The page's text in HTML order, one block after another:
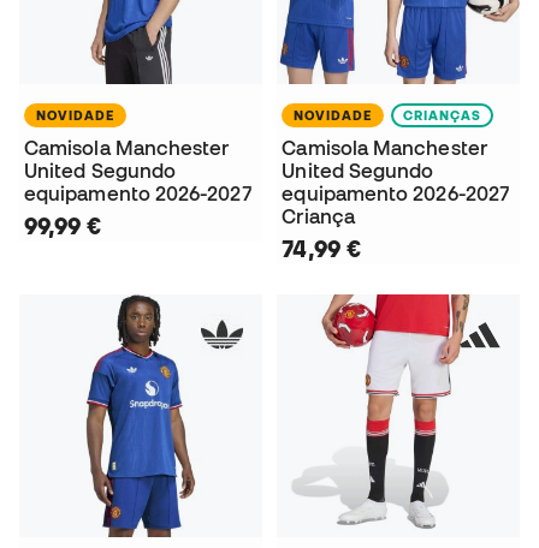
NOVIDADE
Camisola Manchester
United Segundo
equipamento 2026-2027
99,99 €
NOVIDADE CRIANÇAS
Camisola Manchester
United Segundo
equipamento 2026-2027
Criança
74,99 €